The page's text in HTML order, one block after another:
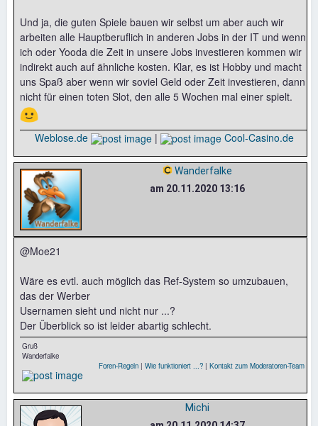
Und ja, die guten Spiele bauen wir selbst um aber auch wir
arbeiten alle Hauptberuflich in anderen Jobs in der IT und wenn
ich oder Yooda die Zeit in unsere Jobs investieren kommen wir
indirekt auch auf ähnliche kosten. Klar, es ist Hobby und macht
uns Spaß aber wenn wir soviel Geld oder Zeit investieren, dann
nicht für einen toten Slot, den alle 5 Wochen mal einer spielt.
🙂
Weblose.de | Cool-Casino.de
Wanderfalke
am 20.11.2020 13:16
@Moe21
Wäre es evtl. auch möglich das Ref-System so umzubauen,
das der Werber
Usernamen sieht und nicht nur ...?
Der Überblick so ist leider abartig schlecht.
Gruß
Wanderfalke
Foren-Regeln | Wie funktioniert ...? | Kontakt zum Moderatoren-Team
Michi